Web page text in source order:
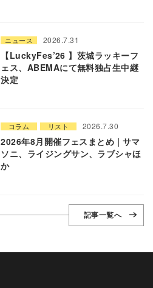
ニュース 2026.7.31
【LuckyFes’26 】茨城ラッキーフ
ェス、ABEMAにて無料独占生中継
決定
コラム リスト 2026.7.30
2026年8月開催フェスまとめ | サマ
ソニ、ライジングサン、ラブシャほ
か
記事一覧へ